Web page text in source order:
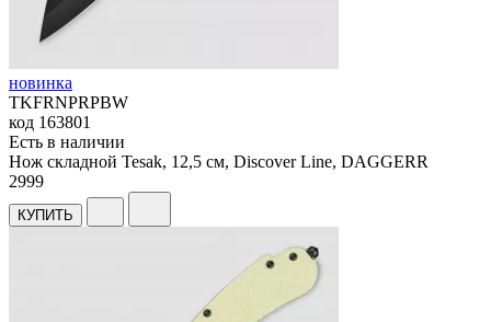
новинка
TKFRNPRPBW
код 163801
Есть в наличии
Нож складной Tesak, 12,5 см, Discover Line, DAGGERR
2999
КУПИТЬ